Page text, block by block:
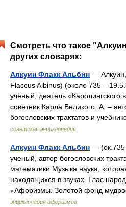
Смотреть что такое
других словарях:
Алкуин Флакк Альбин —
Flaccus Albinus) (около 735 ‒
учёный, деятель
советник Карла Великого. А. ‒
богословских трактатов и
советская энциклопедия
Алкуин Флакк Альбин — (ок.735
ученый, автор богословских
математики Музыка наука,
находящихся в звуках. Глас
«Афоризмы. Золотой фонд
энциклопедия афоризмов